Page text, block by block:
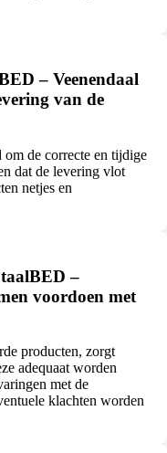
– Veenendaal
van de
om de correcte en tijdige
dat de levering vlot
netjes en
–
voordoen met
producten, zorgt
adequaat worden
met de
klachten worden